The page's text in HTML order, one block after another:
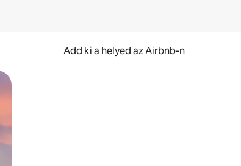
Add ki a helyed az Airbnb-n